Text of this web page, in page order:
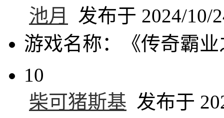
池月
发布于 2024/10/
游戏名称：《传奇霸
10
柴可猪斯基 发布于